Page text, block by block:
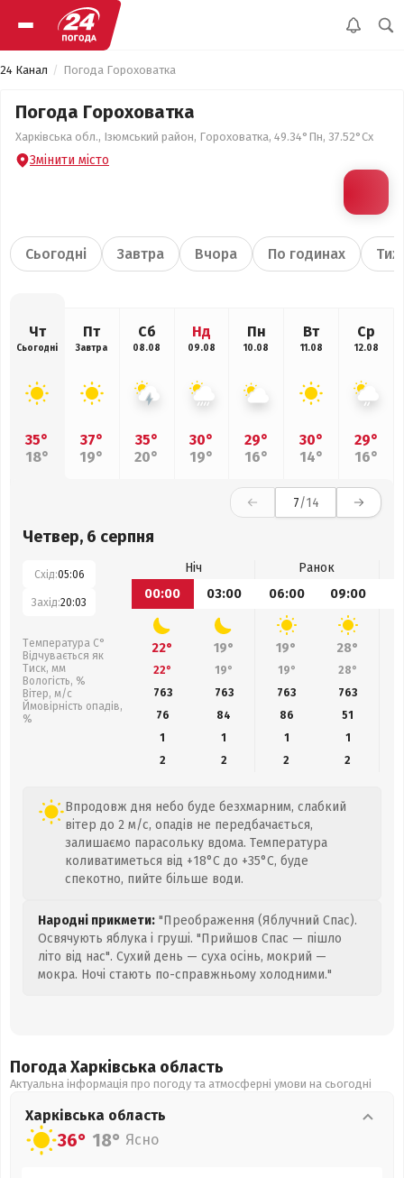
24 Канал Погода Гороховатка
Погода Гороховатка
Харківська обл., Ізюмський район, Гороховатка, 49.34°Пн, 37.52°Сх
Змінити місто
Сьогодні Завтра Вчора По годинах
Чт
Сьогодні
35°
18°
Пт
Завтра
37°
19°
Сб
08.08
35°
20°
Нд
09.08
30°
19°
Пн
10.08
29°
16°
Вт
11.08
30°
14°
Ср
12.08
29°
16°
7/14
Четвер, 6 серпня
Схід:05:06
Захід:20:03
Температура С°
Відчувається як
Тиск, мм
Вологість, %
Вітер, м/с
Ймовірність опадів,
%
Ніч
Ранок
00:00
03:00 06:00 09:00
22° 19° 19° 28°
22° 19° 19° 28°
763
763 763 763
76
84 86 51
1
1 1
1
2
2 2 2
Впродовж дня небо буде безхмарним, слабкий
вітер до 2 м/с, опадів не передбачається,
залишаємо парасольку вдома. Температура
коливатиметься від +18°C до +35°C, буде
спекотно, пийте більше води.
Народні прикмети: "Преображення (Яблучний Спас).
Освячують яблука і груші. "Прийшов Спас — пішло
літо від нас". Сухий день — суха осінь, мокрий —
мокра. Ночі стають по-справжньому холодними."
Погода Харківська область
Актуальна інформація про погоду та атмосферні умови на сьогодні
Харківська область
36° 18° Ясно